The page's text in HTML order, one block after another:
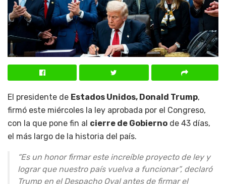
El presidente de Estados Unidos, Donald Trump,
firmó este miércoles la ley aprobada por el Congreso,
con la que pone fin al cierre de Gobierno de 43 días,
el más largo de la historia del país.
“Es un honor firmar este increíble proyecto de ley y
lograr que nuestro país vuelva a funcionar”, declaró
Trump en el Despacho Oval antes de firmar el